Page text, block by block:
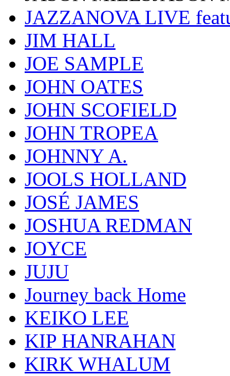
JAZZANOVA LIVE
JIM HALL
JOE SAMPLE
JOHN OATES
JOHN SCOFIELD
JOHN TROPEA
JOHNNY A.
JOOLS HOLLAND
JOSÉ JAMES
JOSHUA REDMAN
JOYCE
JUJU
Journey back Home
KEIKO LEE
KIP HANRAHAN
KIRK WHALUM